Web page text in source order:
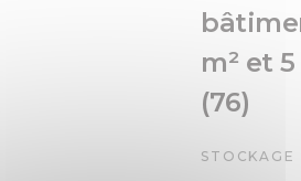
m² et
(76)
STOCKAGE